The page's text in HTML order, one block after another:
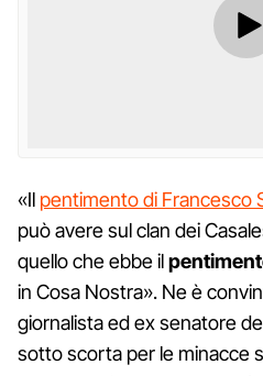
«Il pentimento di Francesco
può avere sul clan dei
quello che ebbe il
in Cosa Nostra». Ne è
giornalista ed ex senatore
sotto scorta per le minacce